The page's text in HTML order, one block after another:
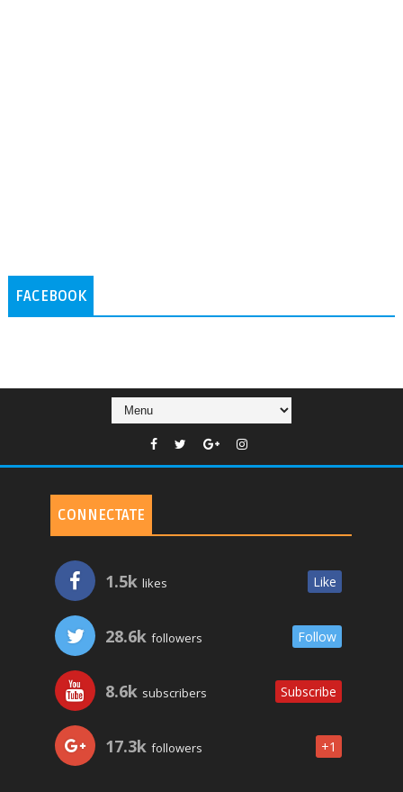
FACEBOOK
CONNECTATE
1.5k likes Like
28.6k followers Follow
8.6k subscribers Subscribe
17.3k followers +1